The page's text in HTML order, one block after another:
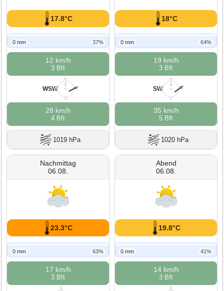
17.8°C
0 mm 37%
12 km/h
3 Bft
N
O
S
W
WSW
28 km/h
4 Bft
1019 hPa
18°C
0 mm 64%
19 km/h
3 Bft
N
O
S
W
SW
35 km/h
5 Bft
1020 hPa
Nachmittag
06.08.
23.3°C
0 mm 63%
17 km/h
3 Bft
N
Abend
06.08.
19.8°C
0 mm 41%
14 km/h
3 Bft
N